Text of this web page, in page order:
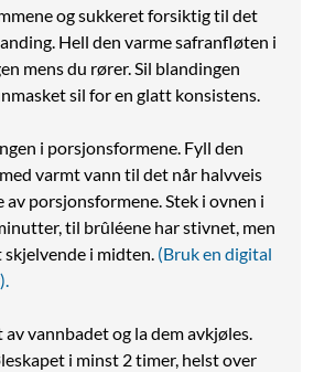
og sukkeret forsiktig til det
Hell den varme safranfløten i
mens du rører. Sil blandingen
sil for en glatt konsistens.
i porsjonsformene. Fyll den
varmt vann til det når halvveis
av porsjonsformene. Stek i ovnen i
til brûléene har stivnet, men
i midten. (Bruk en digital
av vannbadet og la dem avkjøles.
i minst 2 timer, helst over